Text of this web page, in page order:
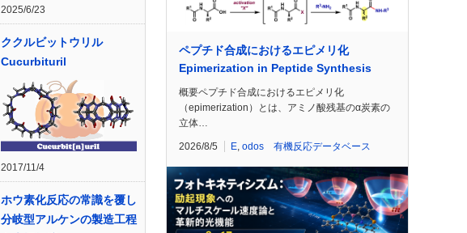
2025/6/23
ククルビットウリル
Cucurbituril
2017/11/4
ホウ素化反応の常識を覆し
分岐型アルケンの製造工程
ペプチド合成におけるエピメリ化
Epimerization in Peptide Synthesis
概要ペプチド合成におけるエピメリ化
（epimerization）とは、アミノ酸残基のα炭素の
立体…
2026/8/5 E odos 有機反応データベース